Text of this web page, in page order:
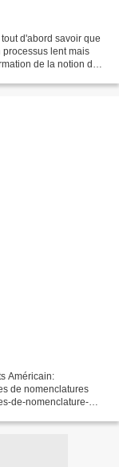
d'abord savoir que
lent mais
de la notion de
Américain:
de nomenclatures
de-nomenclature-